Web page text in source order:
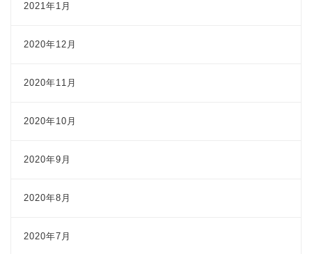
2021年1月
2020年12月
2020年11月
2020年10月
2020年9月
2020年8月
2020年7月